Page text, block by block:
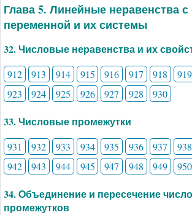
Глава 5. Линейные неравенства
переменной и их системы
32. Числовые неравенства и их
912 913 914 915 916 917 918 919
923
924 925 926 927 928 930
33. Числовые промежутки
931 932 933 934 935 936 937 938
942
943 944 945 947 948 949 950
34. Объединение и пересечение
промежутков